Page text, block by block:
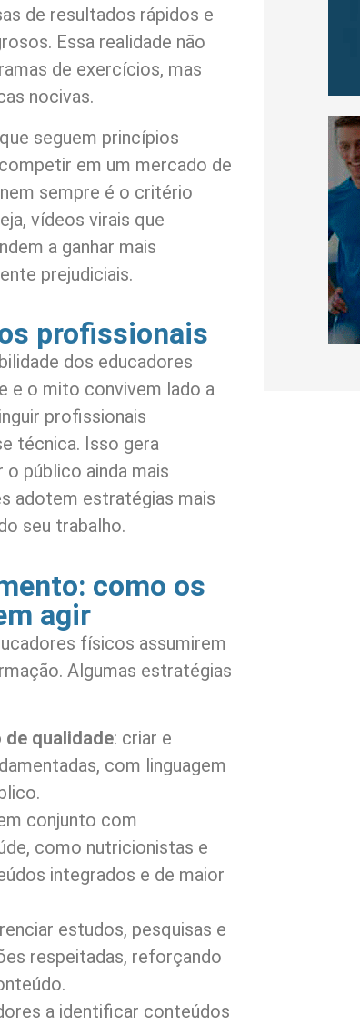
de resultados rápidos e
Essa realidade não
de exercícios, mas
nocivas.
seguem princípios
em um mercado de
sempre é o critério
vídeos virais que
a ganhar mais
prejudiciais.
profissionais
dos educadores
e o mito convivem lado a
profissionais
técnica. Isso gera
público ainda mais
adotem estratégias mais
seu trabalho.
como os
agir
físicos assumirem
Algumas estratégias
qualidade: criar e
com linguagem
conjunto com
como nutricionistas e
integrados e de maior
estudos, pesquisas e
respeitadas, reforçando
a identificar conteúdos